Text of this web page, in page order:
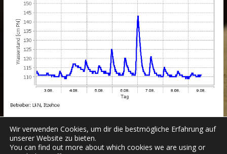
Wir verwenden Cookies, um dir die bestmögliche Erfahrung auf
unserer Website zu bieten.
You can find out more about which cookies we are using or